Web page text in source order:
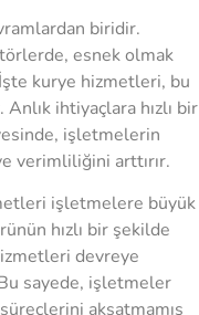
biridir.
esnek olmak
kurye hizmetleri, bu
ihtiyaçlara hızlı bir
işletmelerin
verimliliğini arttırır.
işletmelere büyük
hızlı bir şekilde
devreye
sayede, işletmeler
aksatmamış